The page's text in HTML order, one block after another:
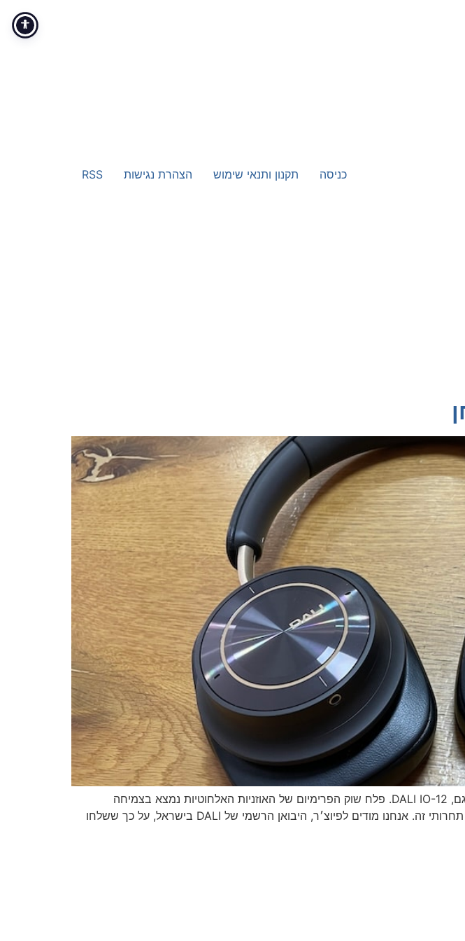
כניסה תקנון ותנאי שימוש הצהרת נגישות RSS
הפעם הגיעו אלינו לסקירה אוזניות דגל אלחוטיות מבית חברת האודיו הדנית הוותיקה מדגם, DALI IO-12. פלח שוק הפרימיום של האוזניות האלחוטיות נמצא בצמיחה
משמעותית בשנים האחרונות, בסקירה זו נבחן מה אוזניות הדגל של DALI מציעות בשוק תחרותי זה. אנחנו מודים לפיוצ׳ר, היבואן הרשמי של DALI בישראל, על כך ששלחו